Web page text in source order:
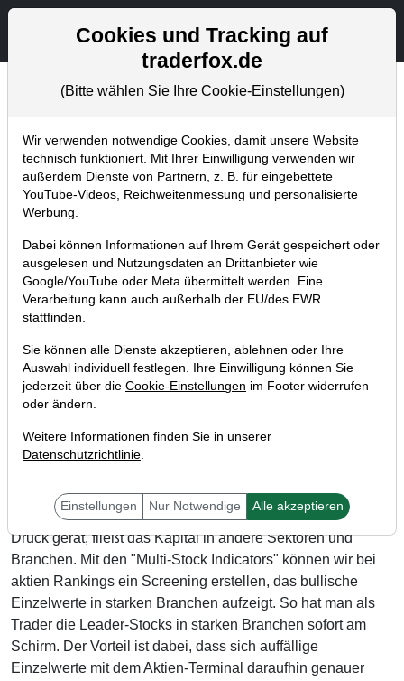
Aktien- und Artikelsuche
Trader-Blog
Home Blog Trader-Blog
Multi-Stock-Indicators - so findest du
die stärksten Aktien aus bullischen
Branchen
11.06.2026 um 11:37 Uhr |A. Zehetner
während der Technologiesektor gerade zunehmend unter
Druck gerät, fließt das Kapital in andere Sektoren und
Branchen. Mit den "Multi-Stock Indicators" können wir bei
aktien Rankings ein Screening erstellen, das bullische
Einzelwerte in starken Branchen aufzeigt. So hat man als
Trader die Leader-Stocks in starken Branchen sofort am
Schirm. Der Vorteil ist dabei, dass sich auffällige
Einzelwerte mit dem Aktien-Terminal daraufhin genauer
Cookies und Tracking auf
traderfox.de
(Bitte wählen Sie Ihre Cookie-Einstellungen)
Wir verwenden notwendige Cookies, damit unsere Website
technisch funktioniert. Mit Ihrer Einwilligung verwenden wir
außerdem Dienste von Partnern, z. B. für eingebettete
YouTube-Videos, Reichweitenmessung und personalisierte
Werbung.
Dabei können Informationen auf Ihrem Gerät gespeichert oder
ausgelesen und Nutzungsdaten an Drittanbieter wie
Google/YouTube oder Meta übermittelt werden. Eine
Verarbeitung kann auch außerhalb der EU/des EWR
stattfinden.
Sie können alle Dienste akzeptieren, ablehnen oder Ihre
Auswahl individuell festlegen. Ihre Einwilligung können Sie
jederzeit über die Cookie-Einstellungen im Footer widerrufen
oder ändern.
Weitere Informationen finden Sie in unserer
Datenschutzrichtlinie.
Einstellungen Nur Notwendige Alle akzeptieren